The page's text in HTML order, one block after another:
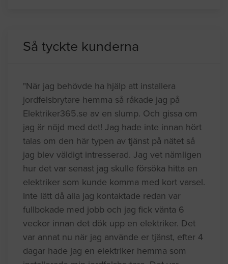
Så tyckte kunderna
"När jag behövde ha hjälp att installera
jordfelsbrytare hemma så råkade jag på
Elektriker365.se av en slump. Och gissa om
jag är nöjd med det! Jag hade inte innan hört
talas om den här typen av tjänst på nätet så
jag blev väldigt intresserad. Jag vet nämligen
hur det var senast jag skulle försöka hitta en
elektriker som kunde komma med kort varsel.
Inte lätt då alla jag kontaktade redan var
fullbokade med jobb och jag fick vänta 6
veckor innan det dök upp en elektriker. Det
var annat nu när jag använde er tjänst, efter 4
dagar hade jag en elektriker hemma som